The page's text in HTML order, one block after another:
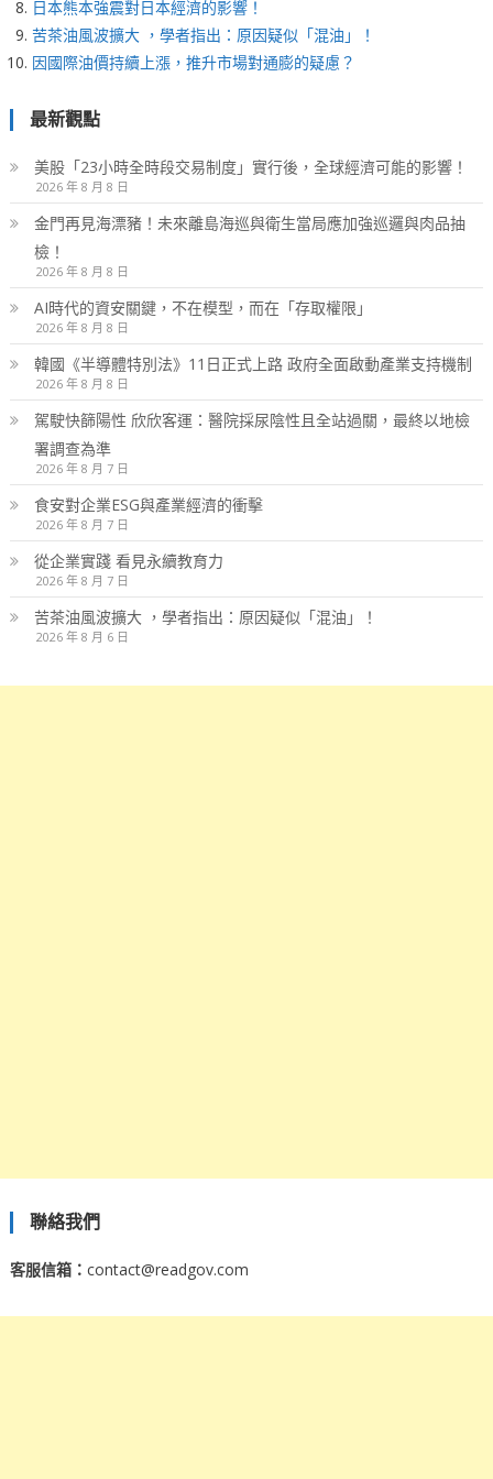
日本熊本強震對日本經濟的影響！
苦茶油風波擴大 ，學者指出：原因疑似「混油」！
因國際油價持續上漲，推升市場對通膨的疑慮？
最新觀點
美股「23小時全時段交易制度」實行後，全球經濟可能的影響！
2026 年 8 月 8 日
金門再見海漂豬！未來離島海巡與衛生當局應加強巡邏與肉品抽
檢！
2026 年 8 月 8 日
AI時代的資安關鍵，不在模型，而在「存取權限」
2026 年 8 月 8 日
韓國《半導體特別法》11日正式上路 政府全面啟動產業支持機制
2026 年 8 月 8 日
駕駛快篩陽性 欣欣客運：醫院採尿陰性且全站過關，最終以地檢
署調查為準
2026 年 8 月 7 日
食安對企業ESG與產業經濟的衝擊
2026 年 8 月 7 日
從企業實踐 看見永續教育力
2026 年 8 月 7 日
苦茶油風波擴大 ，學者指出：原因疑似「混油」！
2026 年 8 月 6 日
聯絡我們
客服信箱： contact@readgov.com